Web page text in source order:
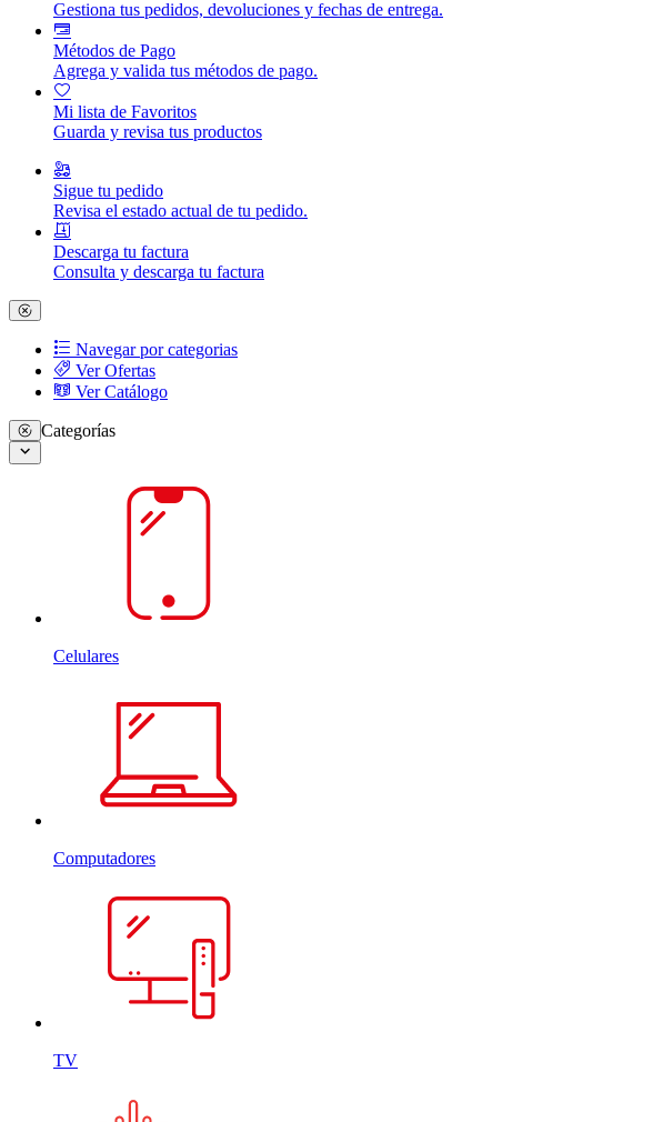
Gestiona tus pedidos, devoluciones y fechas de entrega.
Métodos de Pago
Agrega y valida tus métodos de pago.
Mi lista de Favoritos
Guarda y revisa tus productos
Sigue tu pedido
Revisa el estado actual de tu pedido.
Descarga tu factura
Consulta y descarga tu factura
Navegar por categorias
Ver Ofertas
Ver Catálogo
Categorías
Celulares
Computadores
TV